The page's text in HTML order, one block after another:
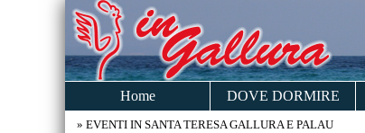
Home DOVE DORMIRE
» EVENTI IN SANTA TERESA GALLURA E PALAU